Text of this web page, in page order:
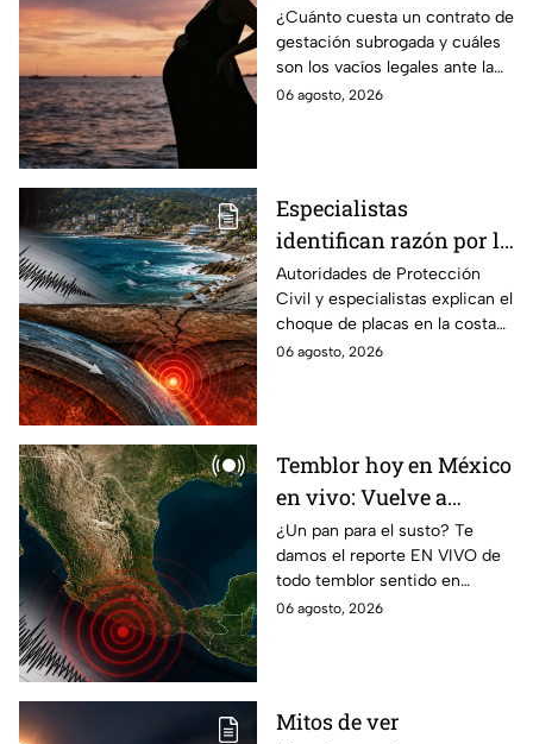
en qué estados se
permite la gestación
subrogada?
¿Cuánto cuesta un contrato de
gestación subrogada y cuáles
son los vacíos legales ante la
falta de una ley federal que
06 agosto, 2026
Especialistas
identifican razón por la
que tiembla tanto en
Guerrero
Autoridades de Protección
Civil y especialistas explican el
choque de placas en la costa
de Guerrero; ¿cuál es el sismo
06 agosto, 2026
Temblor hoy en México
en vivo: Vuelve a
temblar en Baja
California durante la
madrugada
¿Un pan para el susto? Te
damos el reporte EN VIVO de
todo temblor sentido en
México con epicentro,
06 agosto, 2026
Mitos de ver